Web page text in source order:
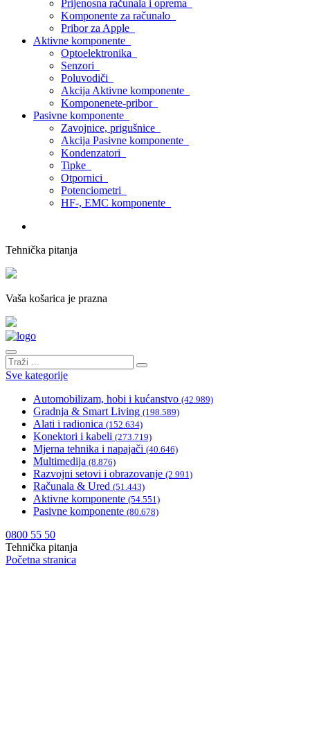
Prijenosna računala i oprema
Komponente za računalo
Pribor za Apple
Aktivne komponente
Optoelektronika
Senzori
Poluvodiči
Akcija Aktivne komponente
Komponenete-pribor
Pasivne komponente
Zavojnice, prigušnice
Akcija Pasivne komponente
Kondenzatori
Tipke
Otpornici
Potenciometri
HF-, EMC komponente
Tehnička pitanja
Vaša košarica je prazna
Sve kategorije
Automobilizam, hobi i kućanstvo (42.989)
Gradnja & Smart Living (198.589)
Alati i radionica (152.634)
Konektori i kabeli (273.719)
Mjerna tehnika i napajači (40.646)
Multimedija (8.876)
Razvojni setovi i obrazovanje (2.991)
Računala & Ured (51.443)
Aktivne komponente (54.551)
Pasivne komponente (80.678)
0800 55 50
Tehnička pitanja
Početna stranica